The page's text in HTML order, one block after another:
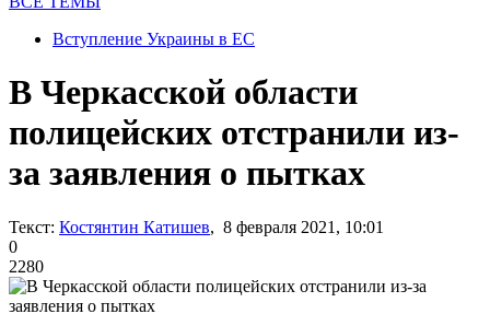
Вступление Украины в ЕС
В Черкасской области
полицейских отстранили из-
за заявления о пытках
Текст: Костянтин Катишев, 8 февраля 2021, 10:01
0
2280